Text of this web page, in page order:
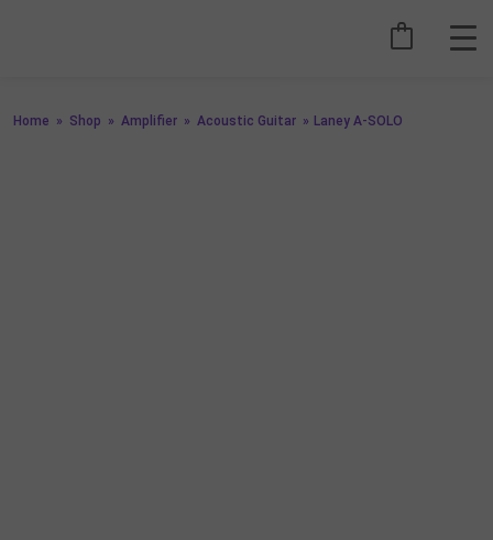
Home » Shop » Amplifier » Acoustic Guitar » Laney A-SOLO